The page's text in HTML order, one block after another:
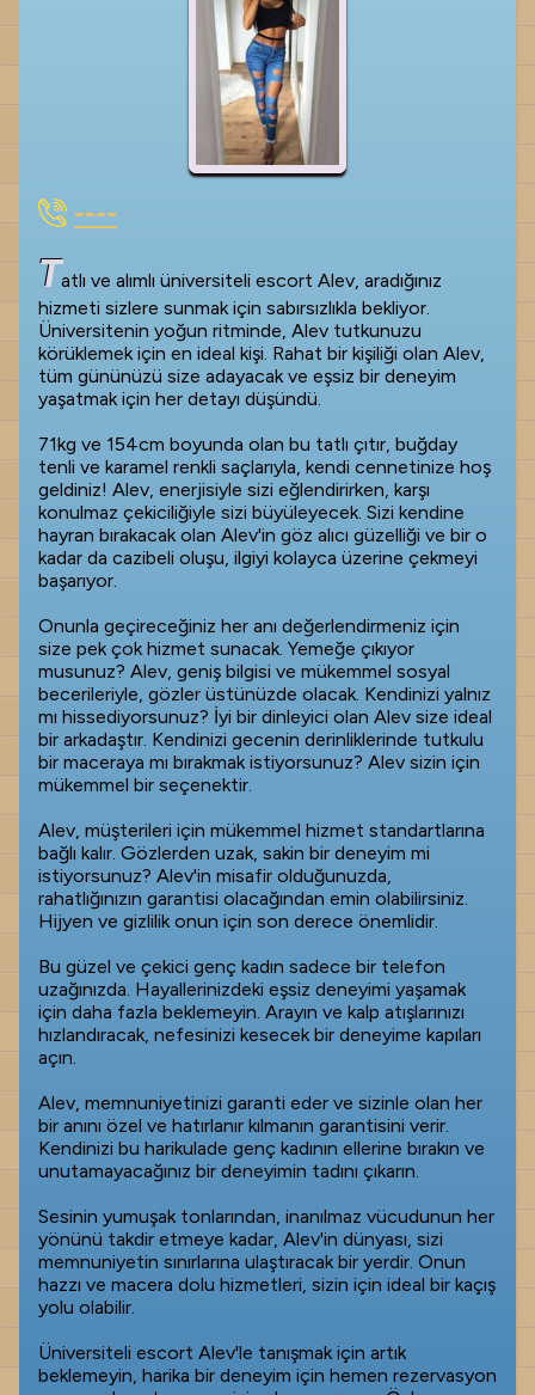
----
Tatlı ve alımlı üniversiteli escort Alev, aradığınız
hizmeti sizlere sunmak için sabırsızlıkla bekliyor.
Üniversitenin yoğun ritminde, Alev tutkunuzu
körüklemek için en ideal kişi. Rahat bir kişiliği olan Alev,
tüm gününüzü size adayacak ve eşsiz bir deneyim
yaşatmak için her detayı düşündü.
71kg ve 154cm boyunda olan bu tatlı çıtır, buğday
tenli ve karamel renkli saçlarıyla, kendi cennetinize hoş
geldiniz! Alev, enerjisiyle sizi eğlendirirken, karşı
konulmaz çekiciliğiyle sizi büyüleyecek. Sizi kendine
hayran bırakacak olan Alev'in göz alıcı güzelliği ve bir o
kadar da cazibeli oluşu, ilgiyi kolayca üzerine çekmeyi
başarıyor.
Onunla geçireceğiniz her anı değerlendirmeniz için
size pek çok hizmet sunacak. Yemeğe çıkıyor
musunuz? Alev, geniş bilgisi ve mükemmel sosyal
becerileriyle, gözler üstünüzde olacak. Kendinizi yalnız
mı hissediyorsunuz? İyi bir dinleyici olan Alev size ideal
bir arkadaştır. Kendinizi gecenin derinliklerinde tutkulu
bir maceraya mı bırakmak istiyorsunuz? Alev sizin için
mükemmel bir seçenektir.
Alev, müşterileri için mükemmel hizmet standartlarına
bağlı kalır. Gözlerden uzak, sakin bir deneyim mi
istiyorsunuz? Alev'in misafir olduğunuzda,
rahatlığınızın garantisi olacağından emin olabilirsiniz.
Hijyen ve gizlilik onun için son derece önemlidir.
Bu güzel ve çekici genç kadın sadece bir telefon
uzağınızda. Hayallerinizdeki eşsiz deneyimi yaşamak
için daha fazla beklemeyin. Arayın ve kalp atışlarınızı
hızlandıracak, nefesinizi kesecek bir deneyime kapıları
açın.
Alev, memnuniyetinizi garanti eder ve sizinle olan her
bir anını özel ve hatırlanır kılmanın garantisini verir.
Kendinizi bu harikulade genç kadının ellerine bırakın ve
unutamayacağınız bir deneyimin tadını çıkarın.
Sesinin yumuşak tonlarından, inanılmaz vücudunun her
yönünü takdir etmeye kadar, Alev'in dünyası, sizi
memnuniyetin sınırlarına ulaştıracak bir yerdir. Onun
hazzı ve macera dolu hizmetleri, sizin için ideal bir kaçış
yolu olabilir.
Üniversiteli escort Alev'le tanışmak için artık
beklemeyin, harika bir deneyim için hemen rezervasyon